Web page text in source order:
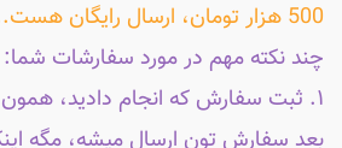
500 هزار تومان، ارسال رایگان هست...
چند نکته مهم در مورد سفارشات شما:
۱. ثبت سفارش که انجام دادید، همون
بعد سفارش تون ارسال میشه، مگه